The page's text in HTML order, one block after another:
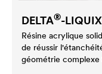
DELTA®-
Résine acrylique
de réussir
géométrie complexe